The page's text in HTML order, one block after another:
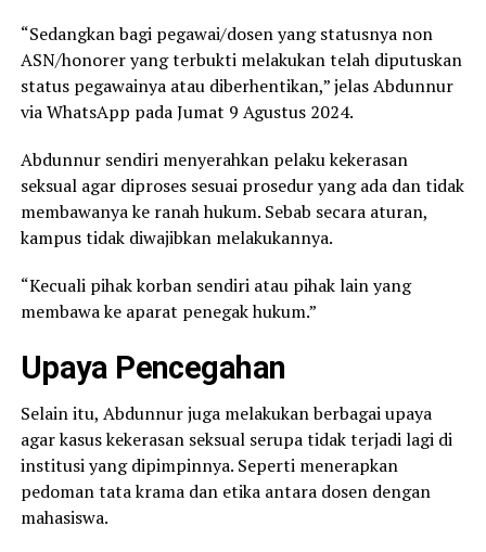
“Sedangkan bagi pegawai/dosen yang statusnya non
ASN/honorer yang terbukti melakukan telah diputuskan
status pegawainya atau diberhentikan,” jelas Abdunnur
via WhatsApp pada Jumat 9 Agustus 2024.
Abdunnur sendiri menyerahkan pelaku kekerasan
seksual agar diproses sesuai prosedur yang ada dan tidak
membawanya ke ranah hukum. Sebab secara aturan,
kampus tidak diwajibkan melakukannya.
“Kecuali pihak korban sendiri atau pihak lain yang
membawa ke aparat penegak hukum.”
Upaya Pencegahan
Selain itu, Abdunnur juga melakukan berbagai upaya
agar kasus kekerasan seksual serupa tidak terjadi lagi di
institusi yang dipimpinnya. Seperti menerapkan
pedoman tata krama dan etika antara dosen dengan
mahasiswa.